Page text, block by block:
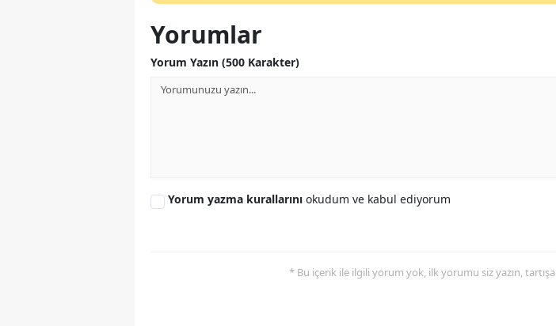
Yorumlar
Yorum Yazın (500 Karakter)
Yorum yazma kurallarını okudum ve kabul ediyorum
* Bu içerik ile ilgili yorum yok, ilk yorumu siz yazın,